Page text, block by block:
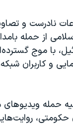
کادر رهبری ایران
نادرست و
با موج
و کاربران
حمله
حکومتی،